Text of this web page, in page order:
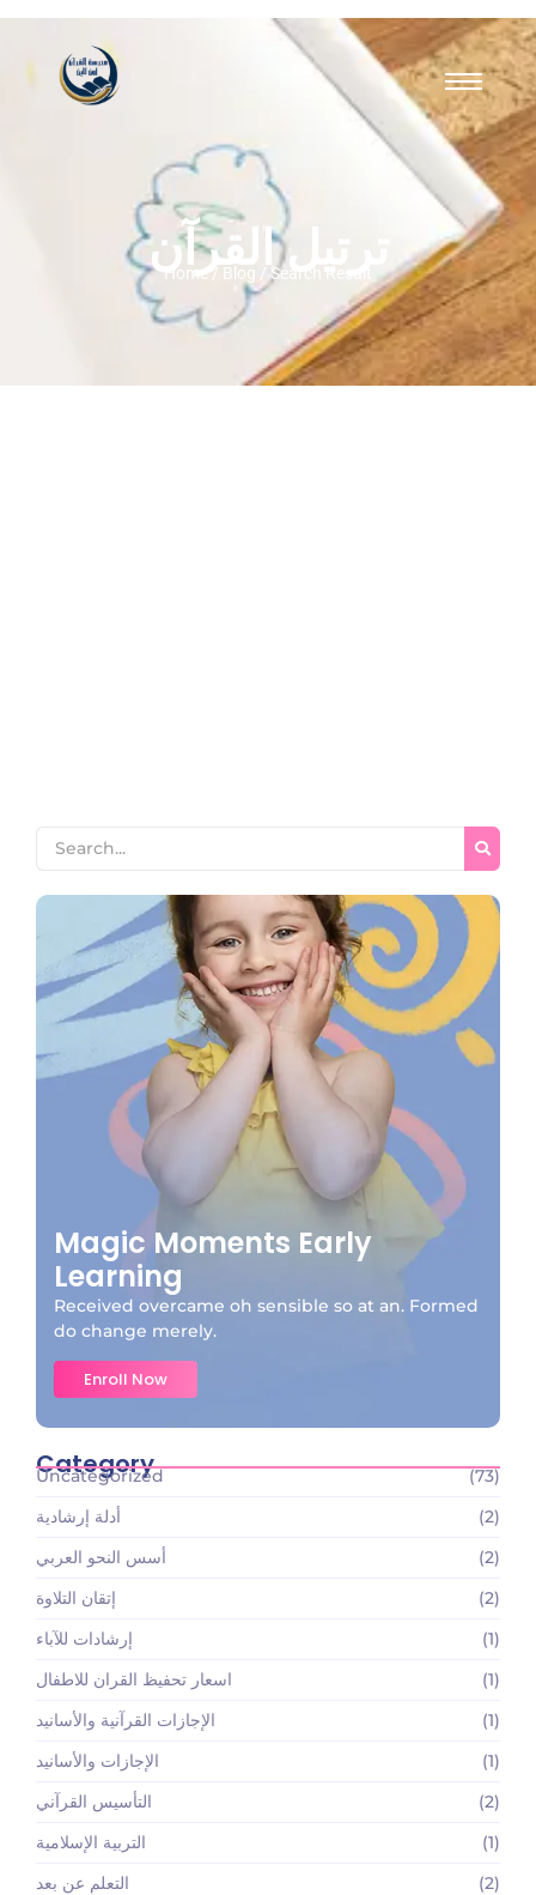
ترتيل القرآن
Home / Blog / Search Result
Magic Moments Early
Learning
Received overcame oh sensible so at an. Formed
do change merely.
Enroll Now
Category
Uncategorized
(73)
أدلة إرشادية
(2)
أسس النحو العربي
(2)
إتقان التلاوة
(2)
إرشادات للآباء
(1)
اسعار تحفيظ القران للاطفال
(1)
الإجازات القرآنية والأسانيد
(1)
الإجازات والأسانيد
(1)
التأسيس القرآني
(2)
التربية الإسلامية
(1)
التعلم عن بعد
(2)